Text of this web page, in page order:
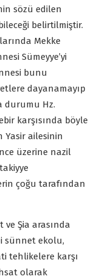
sözü edilen
belirtilmiştir.
Mekke
Sümeyye’yi
bunu
dayanamayıp
durumu Hz.
karşısında böyle
Yasir ailesinin
üzerine nazil
çoğu tarafından
Şia arasında
sünnet ekolu,
tehlikelere karşı
olarak